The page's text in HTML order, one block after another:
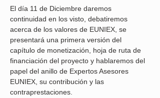
El día 11 de Diciembre daremos
continuidad en los visto, debatiremos
acerca de los valores de EUNIEX, se
presentará una primera versión del
capítulo de monetización, hoja de ruta de
financiación del proyecto y hablaremos del
papel del anillo de Expertos Asesores
EUNIEX, su contribución y las
contraprestaciones.